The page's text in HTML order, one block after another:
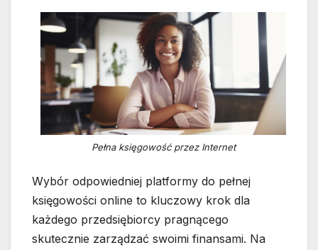
Pełna księgowość przez Internet
Wybór odpowiedniej platformy do pełnej
księgowości online to kluczowy krok dla
każdego przedsiębiorcy pragnącego
skutecznie zarządzać swoimi finansami. Na